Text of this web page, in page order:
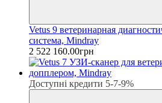
Vetus 9 ветеринарная
система, Mindray
2 522 160.00грн
Доступні кредити 5-7-9%